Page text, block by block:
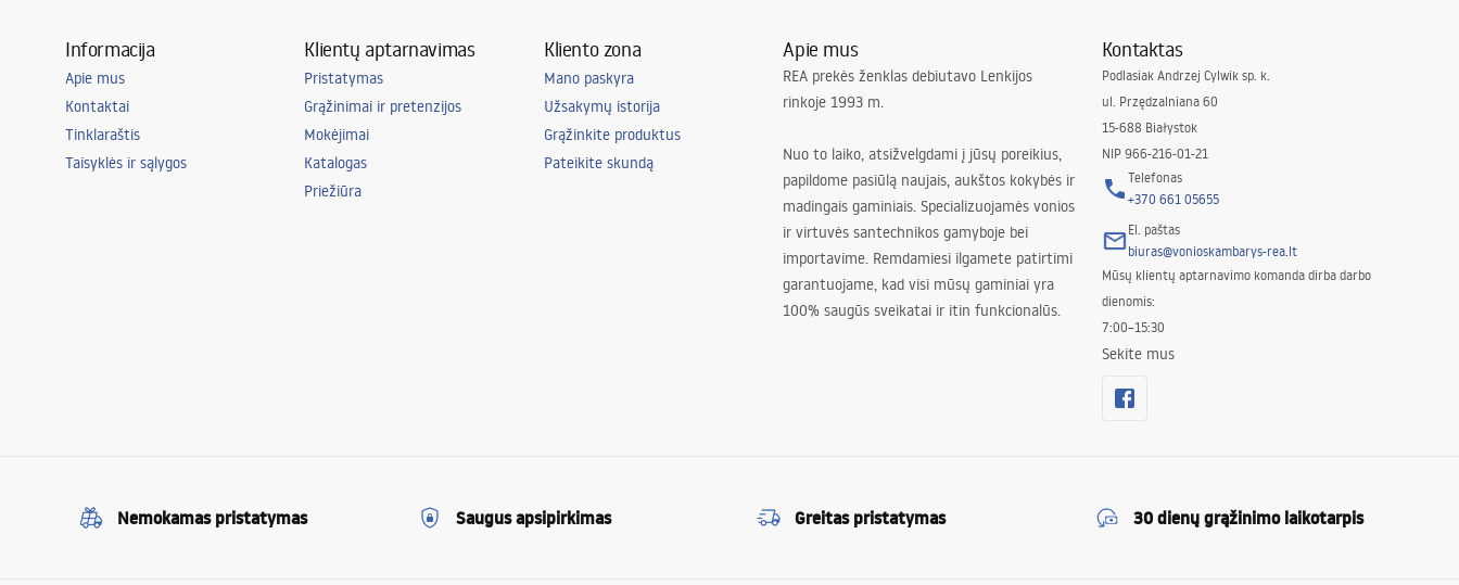
Informacija
Apie mus
Kontaktai
Tinklaraštis
Taisyklės ir sąlygos
Klientų aptarnavimas
Pristatymas
Grąžinimai ir pretenzijos
Mokėjimai
Katalogas
Priežiūra
Kliento zona
Mano paskyra
Užsakymų istorija
Grąžinkite produktus
Pateikite skundą
Apie mus
REA prekės ženklas debiutavo Lenkijos
rinkoje 1993 m.
Nuo to laiko, atsižvelgdami į jūsų poreikius,
papildome pasiūlą naujais, aukštos kokybės ir
madingais gaminiais. Specializuojamės vonios
ir virtuvės santechnikos gamyboje bei
importavime. Remdamiesi ilgamete patirtimi
garantuojame, kad visi mūsų gaminiai yra
100% saugūs sveikatai ir itin funkcionalūs.
Kontaktas
Podlasiak Andrzej Cylwik sp. k.
ul. Przędzalniana 60
15-688 Białystok
NIP 966-216-01-21
Telefonas
+370 661 05655
El. paštas
biuras@vonioskambarys-rea.lt
Mūsų klientų aptarnavimo komanda dirba darbo
dienomis:
7:00–15:30
Sekite mus
Nemokamas pristatymas Saugus apsipirkimas Greitas pristatymas 30 dienų grąžinimo laikotarpis